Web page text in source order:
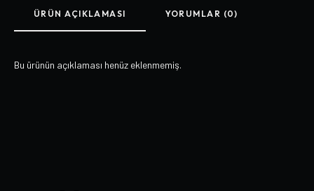
ÜRÜN AÇIKLAMASI YORUMLAR (0)
Bu ürünün açıklaması henüz eklenmemiş.